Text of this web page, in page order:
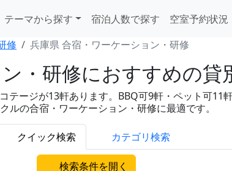
テーマから探す 宿泊人数で探す 空室予約状況
修 兵庫県 合宿・ワーケーション・研修
・研修におすすめの貸
テージが13軒あります。BBQ可9軒・ペット可11
の合宿・ワーケーション・研修に最適です。
クイック検索 カテゴリ検索
検索条件を開く